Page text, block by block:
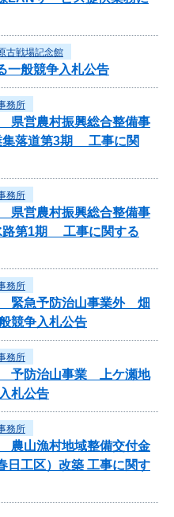
古戦場記念館
一般競争入札公告
務所
県営農村振興総合整備事
落道第3期 工事に関
務所
県営農村振興総合整備事
第1期 工事に関する
務所
緊急予防治山事業外 畑
競争入札公告
務所
予防治山事業 上ケ瀬地
札公告
務所
農山漁村地域整備交付金
工区）改築 工事に関す